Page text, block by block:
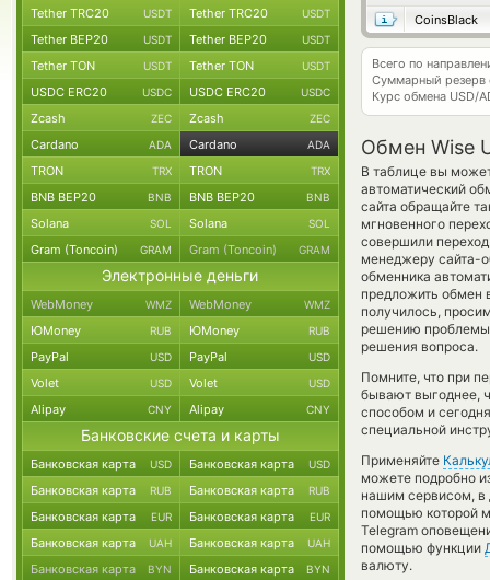
CoinsBlack
Всего по
Суммарный резерв
Курс обмена USD/
Обмен Wise
В таблице вы
автоматический
сайта обращайте
мгновенного
совершили
менеджеру сайта-
обменника
предложить обмен
получилось,
решению проблемы
решения вопроса.
Помните, что при
бывают выгоднее,
способом и
специальной
Применяйте
можете подробно
нашим сервисом, в
помощью которой
Telegram
помощью функции
валюту.
Tether TRC20 USDT Tether TRC20 USDT
Tether BEP20 USDT Tether BEP20 USDT
Tether TON USDT Tether TON USDT
USDC ERC20 USDC USDC ERC20 USDC
Zcash ZEC Zcash ZEC
Cardano ADA Cardano ADA
TRON TRX TRON TRX
BNB BEP20 BNB BNB BEP20 BNB
Solana SOL Solana SOL
Gram (Toncoin) GRAM Gram (Toncoin) GRAM
Электронные деньги
WebMoney WMZ WebMoney WMZ
ЮMoney RUB ЮMoney RUB
PayPal USD PayPal USD
Volet USD Volet USD
Alipay CNY Alipay CNY
Банковские счета и карты
Банковская карта USD Банковская карта USD
Банковская карта RUB Банковская карта RUB
Банковская карта EUR Банковская карта EUR
Банковская карта UAH Банковская карта UAH
Банковская карта BYN Банковская карта BYN